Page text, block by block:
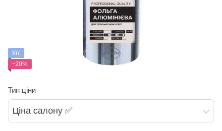
Хіт
−20%
Тип ціни
Ціна салону ✅